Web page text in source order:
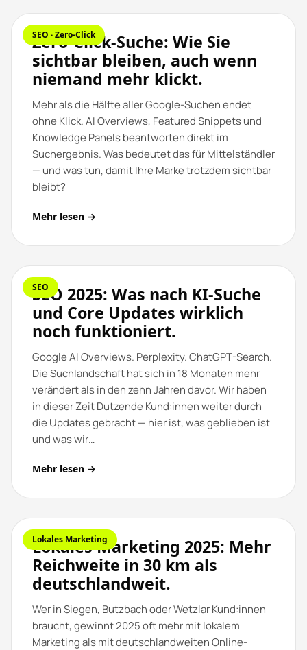
SEO · Zero-Click
Zero-Click-Suche: Wie Sie
sichtbar bleiben, auch wenn
niemand mehr klickt.
Mehr als die Hälfte aller Google-Suchen endet
ohne Klick. AI Overviews, Featured Snippets und
Knowledge Panels beantworten direkt im
Suchergebnis. Was bedeutet das für Mittelständler
— und was tun, damit Ihre Marke trotzdem sichtbar
bleibt?
Mehr lesen →
SEO
SEO 2025: Was nach KI-Suche
und Core Updates wirklich
noch funktioniert.
Google AI Overviews. Perplexity. ChatGPT-Search.
Die Suchlandschaft hat sich in 18 Monaten mehr
verändert als in den zehn Jahren davor. Wir haben
in dieser Zeit Dutzende Kund:innen weiter durch
die Updates gebracht — hier ist, was geblieben ist
und was wir…
Mehr lesen →
Lokales Marketing
Lokales Marketing 2025: Mehr
Reichweite in 30 km als
deutschlandweit.
Wer in Siegen, Butzbach oder Wetzlar Kund:innen
braucht, gewinnt 2025 oft mehr mit lokalem
Marketing als mit deutschlandweiten Online-